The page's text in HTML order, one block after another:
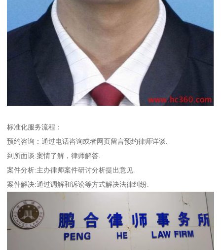
标准化服务流程：
预约咨询：通过电话咨询或者网页留言预约律师详谈.
到所面谈:案情了解，律师解答.
案件分析:主办律师案件研讨分析提出意见.
案件解决:通过调解和诉讼等方式解决法律纠纷.